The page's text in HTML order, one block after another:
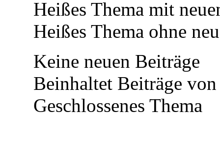
Heißes Thema mit
Heißes Thema ohne
Keine neuen Beiträge
Beinhaltet Beiträge
Geschlossenes Thema